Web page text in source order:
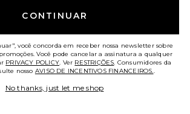
CONTINUAR
você concorda em receber nossa newsletter sobre
Você pode cancelar a assinatura a qualquer
PRIVACY POLICY. Ver RESTRIÇÕES. Consumidores da
nosso AVISO DE INCENTIVOS FINANCEIROS..
No thanks, just let me shop